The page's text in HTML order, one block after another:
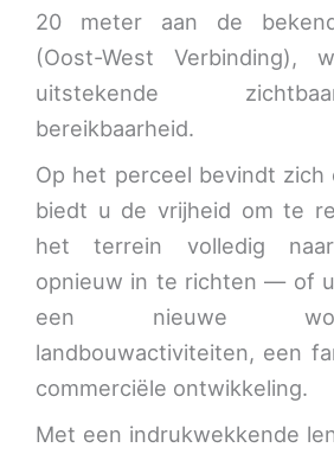
20 meter aan de
(Oost-West Verbinding),
uitstekende
bereikbaarheid.
Op het perceel bevindt zich
biedt u de vrijheid om te
het terrein volledig
opnieuw in te richten — of
een nieuwe
landbouwactiviteiten, een
commerciële ontwikkeling.
Met een indrukwekkende